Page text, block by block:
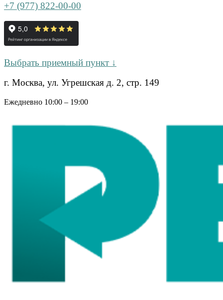
+7 (977) 822-00-00
Выбрать приемный пункт ↓
г. Москва, ул. Угрешская д. 2, стр. 149
Ежедневно 10:00 – 19:00